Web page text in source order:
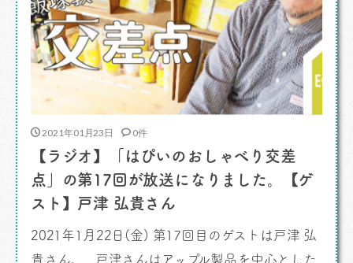
2021年01月23日 0件
【ラジオ】「はぴいのおしゃべり交差
点」の第17回が放送になりました。【ゲ
スト】戸津 弘貴さん
2021年1月22日(金) 第17回目のゲストは戸津 弘
貴さん。 戸津さんはアップル製品を中心とした